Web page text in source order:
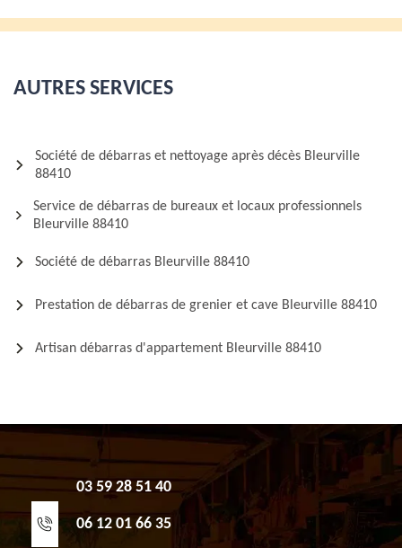
AUTRES SERVICES
Société de débarras et nettoyage après décès Bleurville
88410
Service de débarras de bureaux et locaux professionnels
Bleurville 88410
Société de débarras Bleurville 88410
Prestation de débarras de grenier et cave Bleurville 88410
Artisan débarras d'appartement Bleurville 88410
03 59 28 51 40
06 12 01 66 35